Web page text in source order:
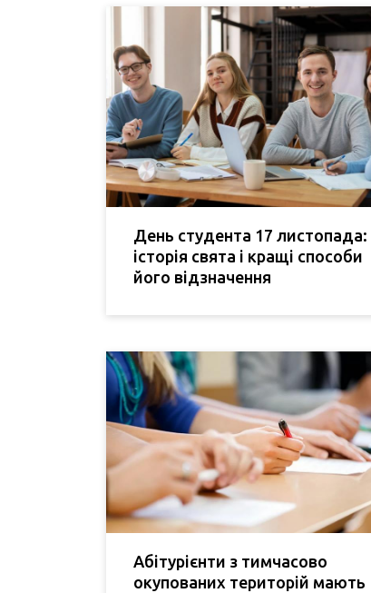
День студента 17 листопада:
історія свята і кращі способи
його відзначення
Абітурієнти з тимчасово
окупованих територій мають